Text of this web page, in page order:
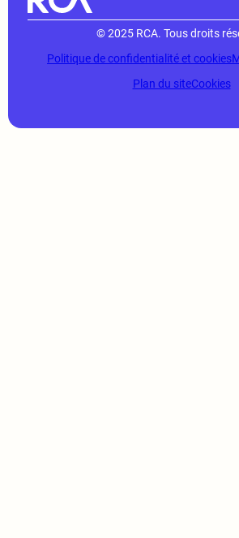
© 2025 RCA. Tous droits
Politique de confidentialité et cookies
Plan du siteCookies